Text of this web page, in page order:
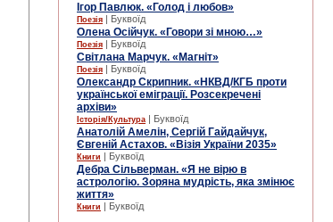
Ігор Павлюк. «Голод і любов»
Поезія | Буквоїд
Олена Осійчук. «Говори зі мною…»
Поезія | Буквоїд
Світлана Марчук. «Магніт»
Поезія | Буквоїд
Олександр Скрипник. «НКВД/КГБ проти
української еміграції. Розсекречені
архіви»
Історія/Культура | Буквоїд
Анатолій Амелін, Сергій Гайдайчук,
Євгеній Астахов. «Візія України 2035»
Книги | Буквоїд
Дебра Сільверман. «Я не вірю в
астрологію. Зоряна мудрість, яка змінює
життя»
Книги | Буквоїд